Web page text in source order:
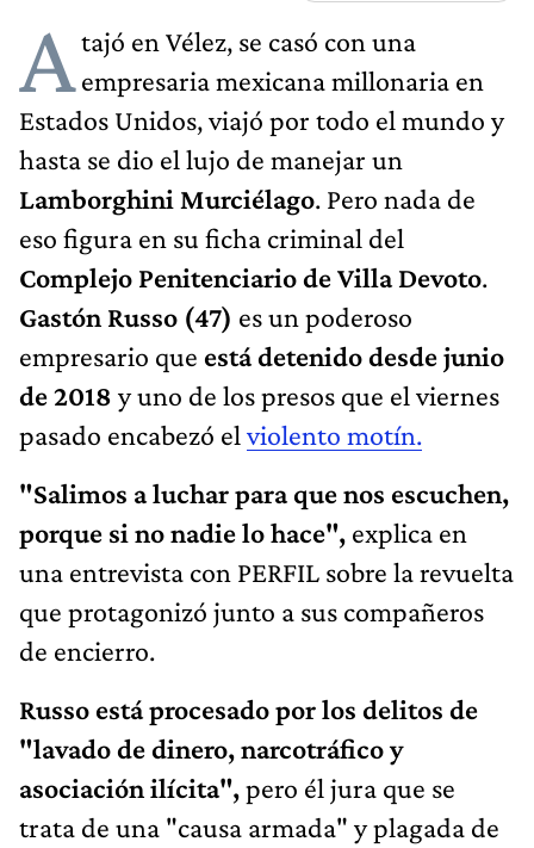
Atajó en Vélez, se casó con una
empresaria mexicana millonaria en
Estados Unidos, viajó por todo el mundo y
hasta se dio el lujo de manejar un
Lamborghini Murciélago. Pero nada de
eso figura en su ficha criminal del
Complejo Penitenciario de Villa Devoto.
Gastón Russo (47) es un poderoso
empresario que está detenido desde junio
de 2018 y uno de los presos que el viernes
pasado encabezó el violento motín.
"Salimos a luchar para que nos escuchen,
porque si no nadie lo hace", explica en
una entrevista con PERFIL sobre la revuelta
que protagonizó junto a sus compañeros
de encierro.
Russo está procesado por los delitos de
"lavado de dinero, narcotráfico y
asociación ilícita",pero él jura que se
trata de una "causa armada" y plagada de